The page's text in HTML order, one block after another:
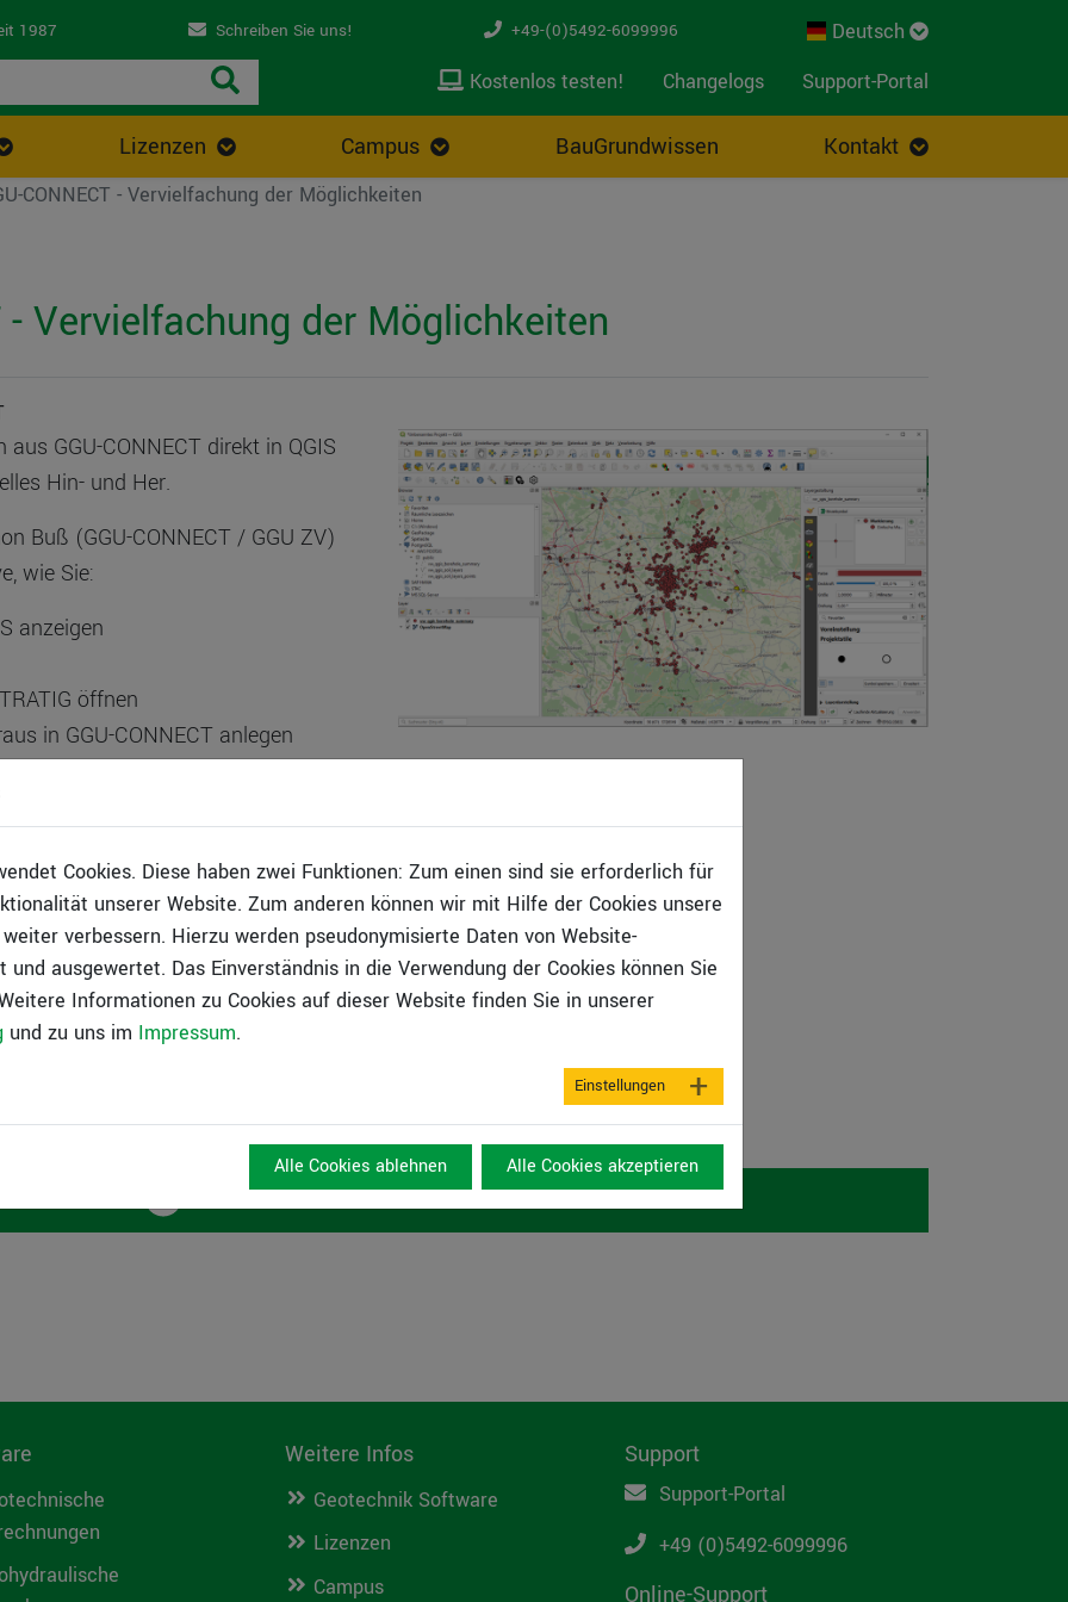
1987 Schreiben Sie uns! +49-(0)5492-6099996
Deutsch
Kostenlos testen!
Changelogs Support-Portal
Lizenzen Campus BauGrundwissen Kontakt
CONNECT - Vervielfachung der Möglichkeiten
- Vervielfachung der Möglichkeiten
GGU-CONNECT direkt in QGIS
Hin- und Her.
Buß (GGU-CONNECT / GGU ZV)
wie Sie:
anzeigen
öffnen
in GGU-CONNECT anlegen
Planungsbüros sowie Auftraggeber,
ihre digitalen Workflows
einfach über einen Link im Browser
Telefon.
brauchen, ist eine kurze Anmeldung
Live-Termin anmelden, erhalten
Webinar ansehen
Weitere Infos
Geotechnik Software
Lizenzen
Campus
Support
Support-Portal
+49 (0)5492-6099996
Online-Support
Cookies. Diese haben zwei Funktionen: Zum einen sind sie erforderlich für
unserer Website. Zum anderen können wir mit Hilfe der Cookies unsere
verbessern. Hierzu werden pseudonymisierte Daten von Website-
und ausgewertet. Das Einverständnis in die Verwendung der Cookies können Sie
Informationen zu Cookies auf dieser Website finden Sie in unserer
und zu uns im Impressum.
Einstellungen
Alle Cookies ablehnen Alle Cookies akzeptieren